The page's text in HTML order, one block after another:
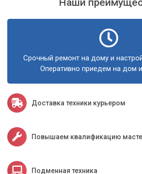
Срочный ремонт на дому и
Оперативно приедем на дом
Доставка техники курьером
Повышаем квалификацию
Подменная техника